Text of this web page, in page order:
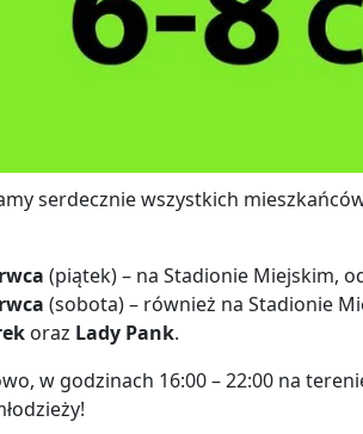
serdecznie wszystkich
(piątek) – na Stadionie Miejskim,
(sobota) – również na Stadionie
oraz Lady Pank.
w godzinach 16:00 – 22:00 na